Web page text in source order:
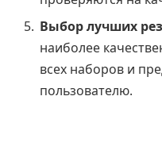
Выбор лучших
наиболее
всех наборов и
пользователю.